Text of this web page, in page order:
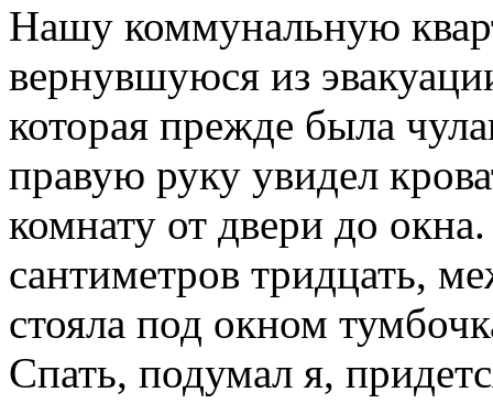
Нашу коммунальную
вернувшуюся из
которая прежде была
правую руку увидел
комнату от двери до
сантиметров тридцать,
стояла под окном
Спать, подумал я,